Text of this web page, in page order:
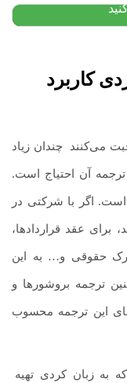
کاربرد
می‌کنند چندان زیاد
ترجمه آن احتیاج است.
اگر با شرکتی در
برای عقد قراردادها،
حقوقی و… به این
ترجمه بروشورها و
این ترجمه محسوب
به زبان کردی تهیه